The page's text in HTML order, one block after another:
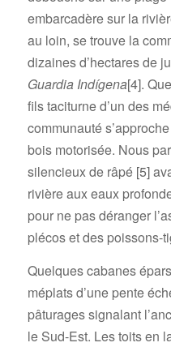
embarcadère sur la
au loin, se trouve la
dizaines d’hectares de
Guardia Indígena[4].
fils taciturne d’un des
communauté
bois motorisée. Nous
silencieux de râpé [5]
rivière aux eaux
pour ne pas déranger
plécos et des poissons-
Quelques cabanes
méplats d’une pente
pâturages signalant
le Sud-Est. Les toits en